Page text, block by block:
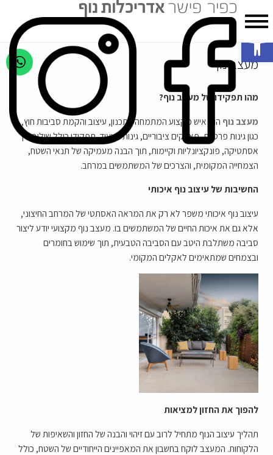
פתח סרגל נגישות
מעצב נוף
מהו תפקידו של מעצב נוף?
מעצב נוף הוא איש מקצוע המתמחה בתכנון, עיצוב והקמת סביבות חוץ,
כגון גינות פרטיות, פארקים ציבוריים, גינות גג ועוד. תפקידו כולל שילוב בין
אסתטיקה, פונקציונליות וקיימות, תוך הבנה מעמיקה של תנאי השטח,
הצמחייה המקומית, והצרכים של המשתמשים במרחב.
החשיבות של עיצוב נוף איכותי
עיצוב נוף איכותי משפר לא רק את המראה האסתטי של המרחב החיצוני,
אלא גם את איכות החיים של המשתמשים בו. מעצב נוף מקצועי יודע ליצור
סביבה משתלבת היטב עם הסביבה הטבעית, תוך שימוש בחומרים
ובצמחים שמתאימים לאקלים המקומי.
להפוך את החזון למציאות
תהליך עיצוב הנוף מתחיל לרוב עם זיהוי והבנה של החזון והשאיפות של
הלקוחות. המעצב לוקח בחשבון את המאפיינים הייחודיים של השטח, כולל